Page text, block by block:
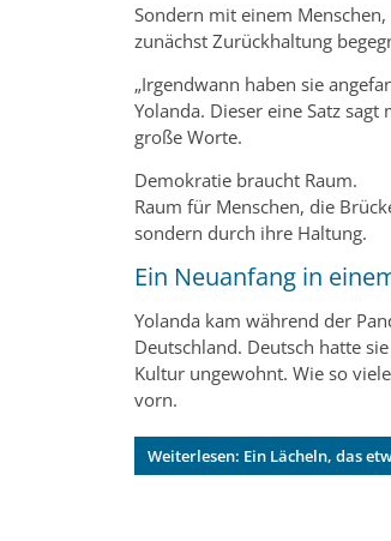
Sondern mit einem
zunächst Zurückhaltung
„Irgendwann haben sie
Yolanda. Dieser eine Satz
große Worte.
Demokratie braucht Raum.
Raum für Menschen, die
sondern durch ihre Haltung.
Ein Neuanfang in
Yolanda kam während der
Deutschland. Deutsch hatte
Kultur ungewohnt. Wie so
vorn.
Weiterlesen: Ein Lächeln, das